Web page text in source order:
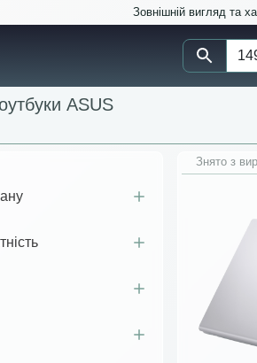
Зовнішній вигляд та
ASUS
Знято з